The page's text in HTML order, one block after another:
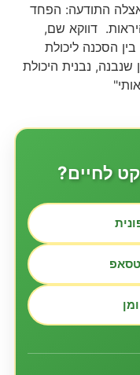
אצלה התודעה: הפחד
דווקא שם,
הסכנה ליכולת
נבנית היכולת
לחיים?